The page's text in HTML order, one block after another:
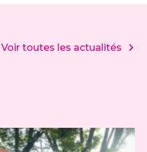
Voir toutes les actualités